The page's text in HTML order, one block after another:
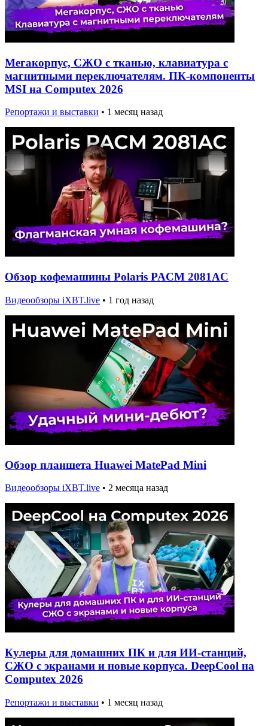
Мегакорпус, СЖО с тканью, клавиатура с
магнитными переключателям. ПК-компоненты
MSI на Computex 2026
Репортажи и выставки • 1 месяц назад
Обзор кофемашины Polaris PACM 2081AC
Видеообзоры iXBT.live • 1 год назад
Обзор планшета Huawei MatePad Mini
Видеообзоры iXBT.live • 2 месяца назад
Кулеры для домашних ПК и для ИИ-станций,
СЖО с экранами и новые корпуса. DeepCool на
Computex 2026
Репортажи и выставки • 1 месяц назад